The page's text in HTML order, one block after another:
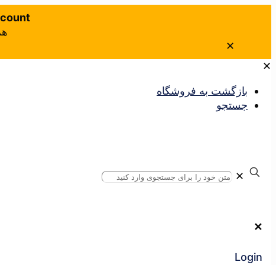
✕
✕
بازگشت به فروشگاه
جستجو
✕
✕
Login